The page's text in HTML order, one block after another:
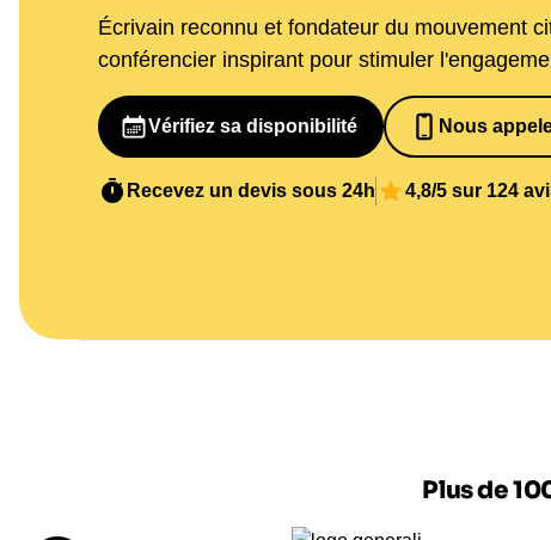
Écrivain reconnu et fondateur du mouvement
conférencier inspirant pour stimuler
Vérifiez sa disponibilité
Nous
0652698481
Recevez un devis sous 24h
4,8/5 sur 124
Plus de